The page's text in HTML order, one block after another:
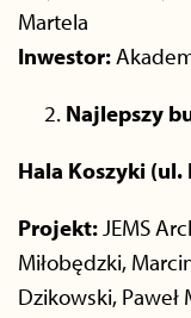
Martela
Inwestor:
Najlepszy
Hala Koszyki
Projekt:JEMS
Miłobędzki,
Dzikowski,